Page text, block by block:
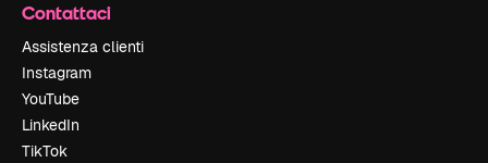
Contattaci
Assistenza clienti
Instagram
YouTube
LinkedIn
TikTok